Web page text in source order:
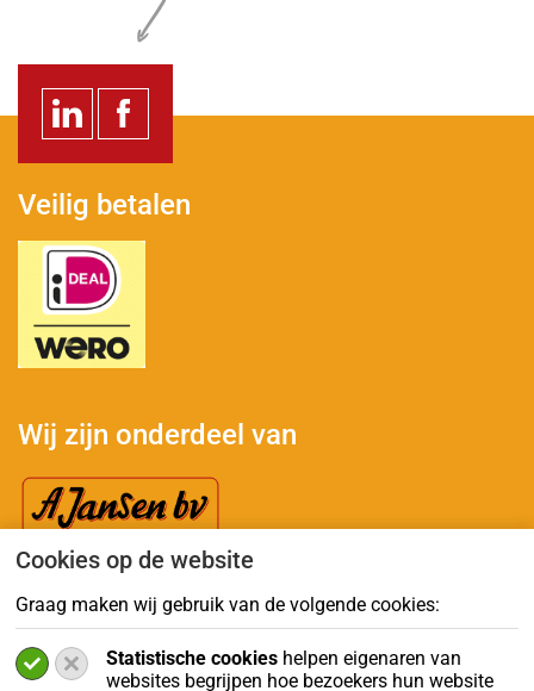
Cookies op de website
Graag maken wij gebruik van de volgende cookies:
Statistische cookies helpen eigenaren van
websites begrijpen hoe bezoekers hun website
Veilig betalen
Wij zijn onderdeel van
Contactgegevens
Ekkersrijt 1502